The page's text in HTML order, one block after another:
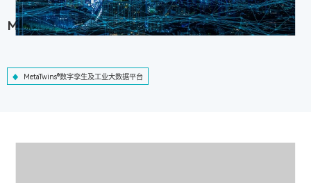
MetaTwins®数字孪生及工业大数据平台
MetaTwins®数字孪生及工业大数据平台